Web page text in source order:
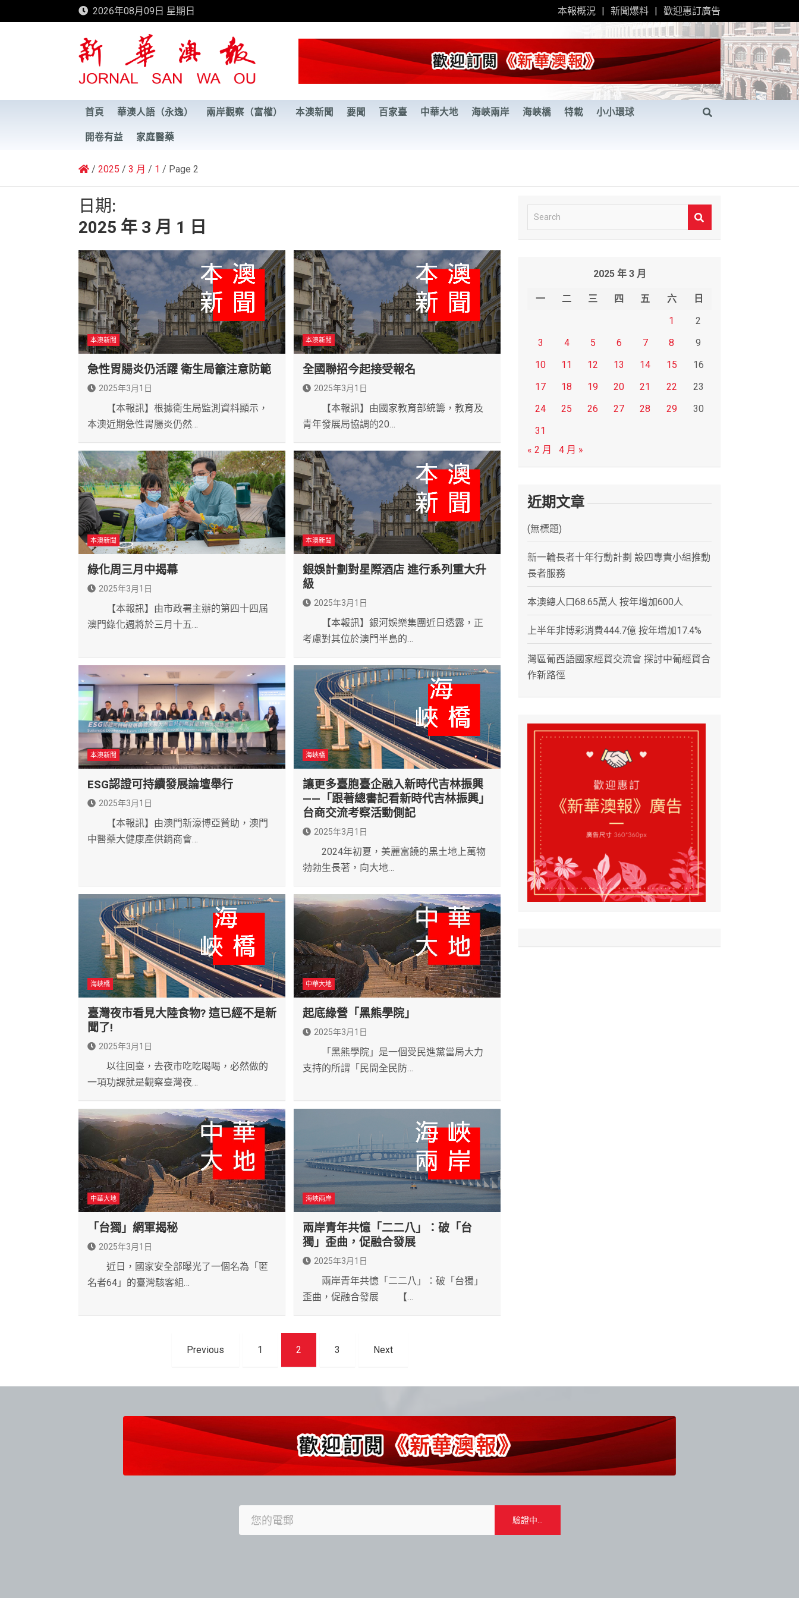
to
2026年08月09日 星期日 本報概況 新聞爆料 歡迎惠訂廣告
新華澳報
首頁 華澳人語（永逸） 兩岸觀察（富權） 本澳新聞 要聞 百家臺 中華大地 海峽兩岸 海峽橋 特載 小小環球
開卷有益 家庭醫藥
2025 3 月 1 Page 2
日期:
2025 年 3 月 1 日
本澳新聞
急性胃腸炎仍活躍 衛生局籲注意防範
2025年3月1日
【本報訊】根據衛生局監測資料顯示，
本澳近期急性胃腸炎仍然…
本澳新聞
全國聯招今起接受報名
2025年3月1日
​ 【本報訊】由國家教育部統籌，教育及
青年發展局協調的20…
本澳新聞
綠化周三月中揭幕
2025年3月1日
【本報訊】由市政署主辦的第四十四屆
澳門綠化週將於三月十五…
本澳新聞
銀娛計劃對星際酒店 進行系列重大升
級
2025年3月1日
【本報訊】銀河娛樂集團近日透露，正
考慮對其位於澳門半島的…
本澳新聞
ESG認證可持續發展論壇舉行
2025年3月1日
【本報訊】由澳門新濠博亞贊助，澳門
中醫藥大健康產供銷商會…
海峽橋
讓更多臺胞臺企融入新時代吉林振興
——「跟著總書記看新時代吉林振興」
台商交流考察活動側記
2025年3月1日
2024年初夏，美麗富饒的黑土地上萬物
勃勃生長著，向大地…
海峽橋
臺灣夜市看見大陸食物? 這已經不是新
聞了!
2025年3月1日
以往回臺，去夜市吃吃喝喝，必然做的
一項功課就是觀察臺灣夜…
中華大地
起底綠營「黑熊學院」
2025年3月1日
「黑熊學院」是一個受民進黨當局大力
支持的所謂「民間全民防…
中華大地
「台獨」網軍揭秘
2025年3月1日
近日，國家安全部曝光了一個名為「匿
名者64」的臺灣駭客組…
海峽兩岸
兩岸青年共憶「二二八」：破「台
獨」歪曲，促融合發展
2025年3月1日
兩岸青年共憶「二二八」：破「台獨」
歪曲，促融合發展 【…
導
Previous 1 2 3 Next
e
2025 年 3 月
一 二 三 四 五 六
日
1
2
3
4 5 6 7 8
9
10
11 12 13 14 15
16
17
18 19 20 21 22
23
24
25 26 27 28 29
30
31
« 2 月
4 月 »
近期文章
(無標題)
新一輪長者十年行動計劃 設四專責小組推動
長者服務
本澳總人口68.65萬人 按年增加600人
上半年非博彩消費444.7億 按年增加17.4%
灣區葡西語國家經貿交流會 探討中葡經貿合
作新路徑